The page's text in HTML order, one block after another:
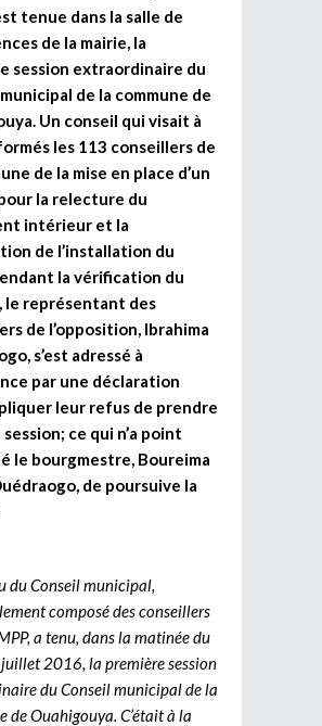
tenue dans la salle de
de la mairie, la
session extraordinaire du
de la commune de
Un conseil qui visait à
les 113 conseillers de
de la mise en place d’un
la relecture du
intérieur et la
de l’installation du
la vérification du
le représentant des
de l’opposition, Ibrahima
s’est adressé à
par une déclaration
leur refus de prendre
ce qui n’a point
le bourgmestre, Boureima
de poursuive la
du Conseil municipal,
composé des conseillers
a tenu, dans la matinée du
2016, la première session
du Conseil municipal de la
de Ouahigouya. C’était à la